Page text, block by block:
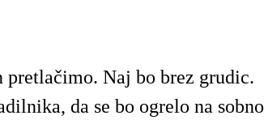
Naj bo brez grudic.
da se bo ogrelo na sobno